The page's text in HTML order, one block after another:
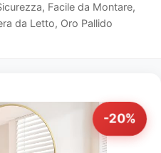
Facile da Montare,
da Letto, Oro Pallido
-20%